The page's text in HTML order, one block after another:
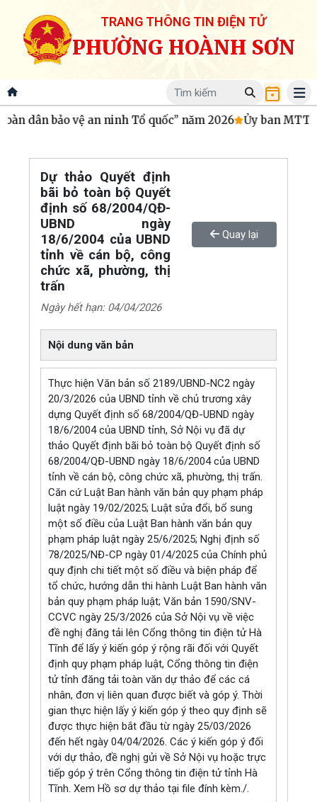
TRANG THÔNG TIN ĐIỆN TỬ
PHƯỜNG HOÀNH SƠN
dân bảo vệ an ninh Tổ quốc” năm 2026 Ủy ban MTTQ
Dự thảo Quyết định
bãi bỏ toàn bộ Quyết
định số 68/2004/QĐ-
UBND ngày
18/6/2004 của UBND
tỉnh về cán bộ, công
chức xã, phường, thị
trấn
Quay lại
Ngày hết hạn: 04/04/2026
Nội dung văn bản
Thực hiện Văn bản số 2189/UBND-NC2 ngày
20/3/2026 của UBND tỉnh về chủ trương xây
dựng Quyết định số 68/2004/QĐ-UBND ngày
18/6/2004 của UBND tỉnh, Sở Nội vụ đã dự
thảo Quyết định bãi bỏ toàn bộ Quyết định số
68/2004/QĐ-UBND ngày 18/6/2004 của UBND
tỉnh về cán bộ, công chức xã, phường, thị trấn.
Căn cứ Luật Ban hành văn bản quy phạm pháp
luật ngày 19/02/2025; Luật sửa đổi, bổ sung
một số điều của Luật Ban hành văn bản quy
phạm pháp luật ngày 25/6/2025; Nghị định số
78/2025/NĐ-CP ngày 01/4/2025 của Chính phủ
quy định chi tiết một số điều và biện pháp để
tổ chức, hướng dẫn thi hành Luật Ban hành văn
bản quy phạm pháp luật; Văn bản 1590/SNV-
CCVC ngày 25/3/2026 của Sở Nội vụ về việc
đề nghị đăng tải lên Cổng thông tin điện tử Hà
Tĩnh để lấy ý kiến góp ý rộng rãi đối với Quyết
định quy phạm pháp luật, Cổng thông tin điện
tử tỉnh đăng tải toàn văn dự thảo để các cá
nhân, đơn vị liên quan được biết và góp ý. Thời
gian thực hiện lấy ý kiến góp ý theo quy định sẽ
được thực hiện bắt đầu từ ngày 25/03/2026
đến hết ngày 04/04/2026. Các ý kiến góp ý đối
với dự thảo, đề nghị gửi về Sở Nội vụ hoặc trực
tiếp góp ý trên Cổng thông tin điện tử tỉnh Hà
Tĩnh. Xem Hồ sơ dự thảo tại file đính kèm./.